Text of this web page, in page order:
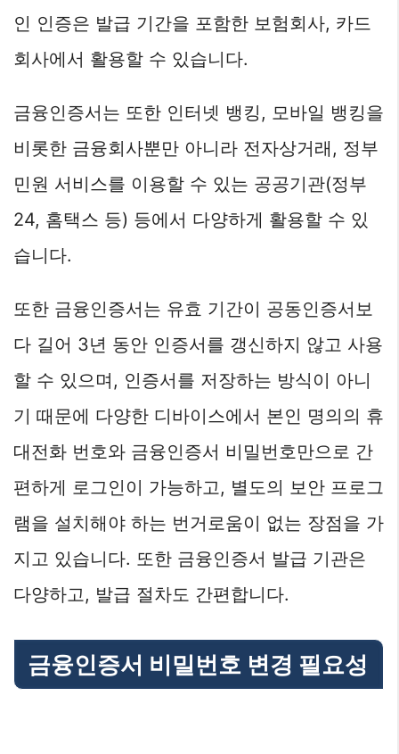
인 인증은 발급 기간을 포함한 보험회사, 카드
회사에서 활용할 수 있습니다.
금융인증서는 또한 인터넷 뱅킹, 모바일 뱅킹을
비롯한 금융회사뿐만 아니라 전자상거래, 정부
민원 서비스를 이용할 수 있는 공공기관(정부
24, 홈택스 등) 등에서 다양하게 활용할 수 있
습니다.
또한 금융인증서는 유효 기간이 공동인증서보
다 길어 3년 동안 인증서를 갱신하지 않고 사용
할 수 있으며, 인증서를 저장하는 방식이 아니
기 때문에 다양한 디바이스에서 본인 명의의 휴
대전화 번호와 금융인증서 비밀번호만으로 간
편하게 로그인이 가능하고, 별도의 보안 프로그
램을 설치해야 하는 번거로움이 없는 장점을 가
지고 있습니다. 또한 금융인증서 발급 기관은
다양하고, 발급 절차도 간편합니다.
금융인증서 비밀번호 변경 필요성